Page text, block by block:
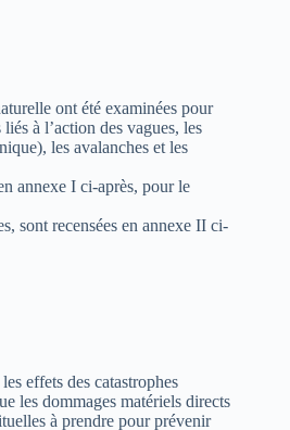
ont été examinées pour
à l’action des vagues, les
les avalanches et les
annexe I ci-après, pour le
sont recensées en annexe II ci-
effets des catastrophes
les dommages matériels directs
à prendre pour prévenir